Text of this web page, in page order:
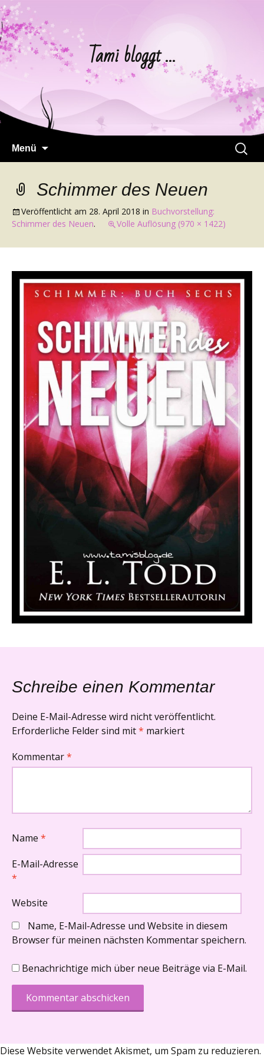
Tami bloggt …
Menü
Suchen
nach:
Schimmer des Neuen
Veröffentlicht am 28. April 2018 in Buchvorstellung:
Schimmer des Neuen. Volle Auflösung (970 × 1422)
Schreibe einen Kommentar
Deine E-Mail-Adresse wird nicht veröffentlicht.
Erforderliche Felder sind mit* markiert
Kommentar*
Name *
E-Mail-Adresse
*
Website
Name, E-Mail-Adresse und Website in diesem
Browser für meinen nächsten Kommentar speichern.
Benachrichtige mich über neue Beiträge via E-Mail.
Diese Website verwendet Akismet, um Spam zu reduzieren.